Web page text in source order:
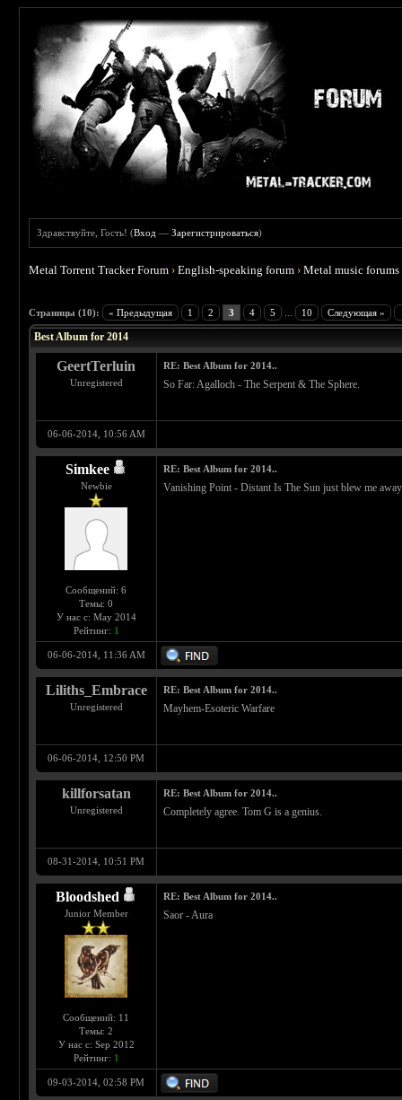
Здравствуйте, Гость! (Вход —Зарегистрироваться)
Metal Torrent Tracker Forum ›English-speaking forum ›Metal music forums
Страницы (10): « Предыдущая 1 2 3 4 5 10 Следующая »
Best Album for 2014
GeertTerluin
Unregistered
RE: Best Album for 2014..
So Far: Agalloch ‎- The Serpent & The Sphere.
06-06-2014, 10:56 AM
Simkee
Newbie
Сообщений: 6
Темы: 0
У нас с: May 2014
Рейтинг: 1
RE: Best Album for 2014..
Vanishing Point - Distant Is The Sun just blew me
06-06-2014, 11:36 AM
Liliths_Embrace
Unregistered
RE: Best Album for 2014..
Mayhem-Esoteric Warfare
06-06-2014, 12:50 PM
killforsatan
Unregistered
RE: Best Album for 2014..
Completely agree. Tom G is a genius.
08-31-2014, 10:51 PM
Bloodshed
Junior Member
Сообщений: 11
Темы: 2
У нас с: Sep 2012
Рейтинг: 1
RE: Best Album for 2014..
Saor - Aura
09-03-2014, 02:58 PM